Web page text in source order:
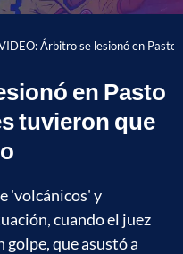
Árbitro se lesionó en Pasto
en Pasto
tuvieron que
'volcánicos' y
cuando el juez
que asustó a